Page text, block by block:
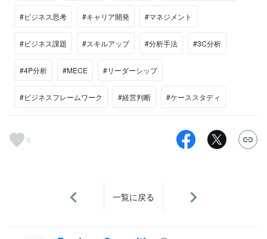
#ビジネス思考 #キャリア開発 #マネジメント
#ビジネス課題 #スキルアップ #分析手法 #3C分析
#4P分析 #MECE #リーダーシップ
#ビジネスフレームワーク #経営判断 #ケーススタディ
6
一覧に戻る